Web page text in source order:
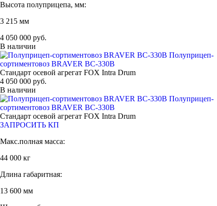
Высота полуприцепа, мм:
3 215 мм
4 050 000 руб.
В наличии
Полуприцеп-
сортиментовоз BRAVER BC-330B
Стандарт осевой агрегат FOX Intra Drum
4 050 000 руб.
В наличии
Полуприцеп-
сортиментовоз BRAVER BC-330B
Стандарт осевой агрегат FOX Intra Drum
ЗАПРОСИТЬ КП
Макс.полная масса:
44 000 кг
Длина габаритная:
13 600 мм